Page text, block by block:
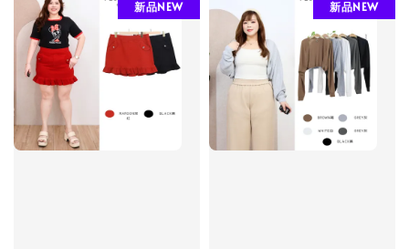
新品NEW 新品NEW